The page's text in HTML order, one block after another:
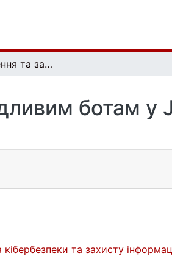
Метод виявлення та запобігання шкідливим ботам у Java веб-сервісах
ботам у
та захисту